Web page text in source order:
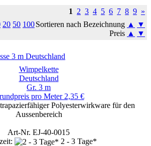
1 2 3 4 5 6 7 8 9 »
20 50 100Sortieren nach Bezeichnung ▲
▼
Preis ▲ ▼
Wimpelkette
Deutschland
Gr. 3 m
pro Meter 2,35 €
Polyesterwirkware für den
Aussenbereich
Art-Nr. EJ-40-0015
2 - 3 Tage*